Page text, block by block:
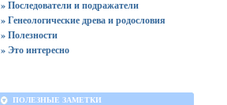
» Последователи и подражатели
» Генеологические древа и родословия
» Полезности
» Это интересно
ПОЛЕЗНЫЕ ЗАМЕТКИ